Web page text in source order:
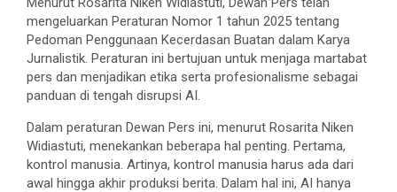
mengeluarkan Peraturan Nomor 1 tahun 2025 tentang
Pedoman Penggunaan Kecerdasan Buatan dalam Karya
Jurnalistik. Peraturan ini bertujuan untuk menjaga martabat
pers dan menjadikan etika serta profesionalisme sebagai
panduan di tengah disrupsi AI.
Dalam peraturan Dewan Pers ini, menurut Rosarita Niken
Widiastuti, menekankan beberapa hal penting. Pertama,
kontrol manusia. Artinya, kontrol manusia harus ada dari
awal hingga akhir produksi berita. Dalam hal ini, AI hanya